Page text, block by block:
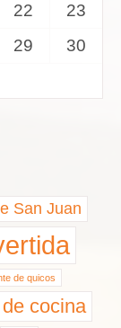
22
23
29
30
San Juan
de quicos
cocina